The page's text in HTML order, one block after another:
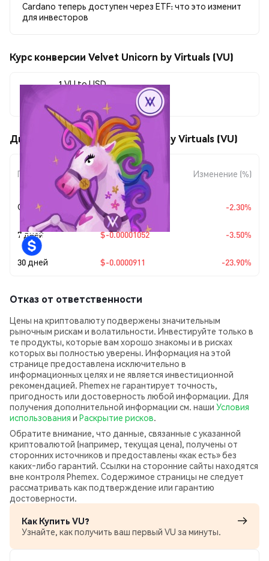
Cardano теперь доступен через ETF: что это изменит
для инвесторов
Курс конверсии Velvet Unicorn by Virtuals (VU)
1 VU to USD
$0.00029007
Движения цены Velvet Unicorn by Virtuals (VU)
Период
Изменение
суммы
Изменение (%)
Сегодня $-0.00000683 -2.30%
7 дней $-0.00001052 -3.50%
30 дней $-0.0000911 -23.90%
Отказ от ответственности
Цены на криптовалюту подвержены значительным
рыночным рискам и волатильности. Инвестируйте только в
те продукты, которые вам хорошо знакомы и в рисках
которых вы полностью уверены. Информация на этой
странице предоставлена исключительно в
информационных целях и не является инвестиционной
рекомендацией. Phemex не гарантирует точность,
пригодность или достоверность любой информации. Для
получения дополнительной информации см. наши Условия
использования и Раскрытие рисков.
Обратите внимание, что данные, связанные с указанной
криптовалютой (например, текущая цена), получены от
сторонних источников и предоставлены «как есть» без
каких‑либо гарантий. Ссылки на сторонние сайты находятся
вне контроля Phemex. Содержимое страницы не следует
рассматривать как подтверждение или гарантию
достоверности.
Как Купить VU?
Узнайте, как получить ваш первый VU за минуты.